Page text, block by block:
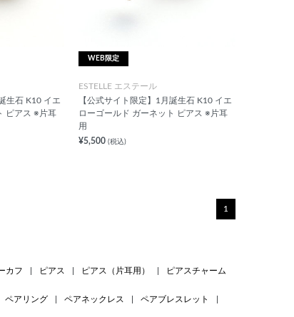
生石 K10 イエ
ピアス ※片耳
WEB限定
ESTELLE エステール
【公式サイト限定】1月誕生石 K10 イエ
ローゴールド ガーネット ピアス ※片耳
用
¥5,500 (税込)
1
カフ ピアス ピアス（片耳用） ピアスチャーム
ペアリング ペアネックレス ペアブレスレット